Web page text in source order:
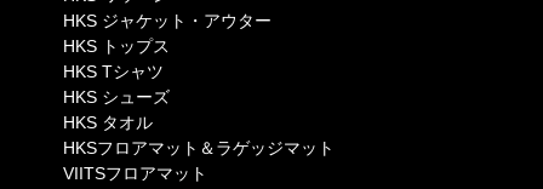
HKS ジャケット・アウター
HKS トップス
HKS Tシャツ
HKS シューズ
HKS タオル
HKSフロアマット＆ラゲッジマット
VIITSフロアマット